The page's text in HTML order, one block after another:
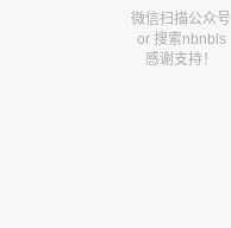
微信扫描公众号
or 搜索nbnbls
感谢支持！